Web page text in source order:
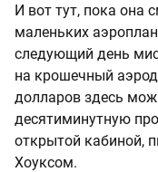
И вот тут, пока она
маленьких
следующий день
на крошечный
долларов здесь
десятиминутную
открытой кабиной,
Хоуксом.